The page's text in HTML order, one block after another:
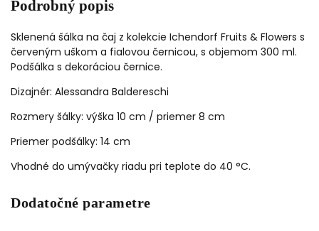
Podrobný popis
Sklenená šálka na čaj z kolekcie Ichendorf Fruits & Flowers s
červeným uškom a fialovou černicou, s objemom 300 ml.
Podšálka s dekoráciou černice.
Dizajnér: Alessandra Baldereschi
Rozmery šálky: výška 10 cm / priemer 8 cm
Priemer podšálky: 14 cm
Vhodné do umývačky riadu pri teplote do 40 °C.
Dodatočné parametre